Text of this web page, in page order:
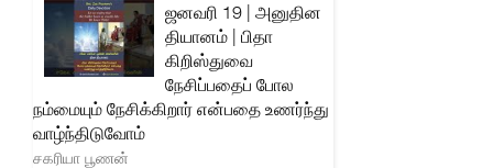
ஜனவரி 19 | அனுதின
தியானம் | பிதா
கிறிஸ்துவை
நேசிப்பதைப் போல
நம்மையும் நேசிக்கிறார் என்பதை உணர்ந்து
வாழ்ந்திடுவோம்
சகரியா பூணன்